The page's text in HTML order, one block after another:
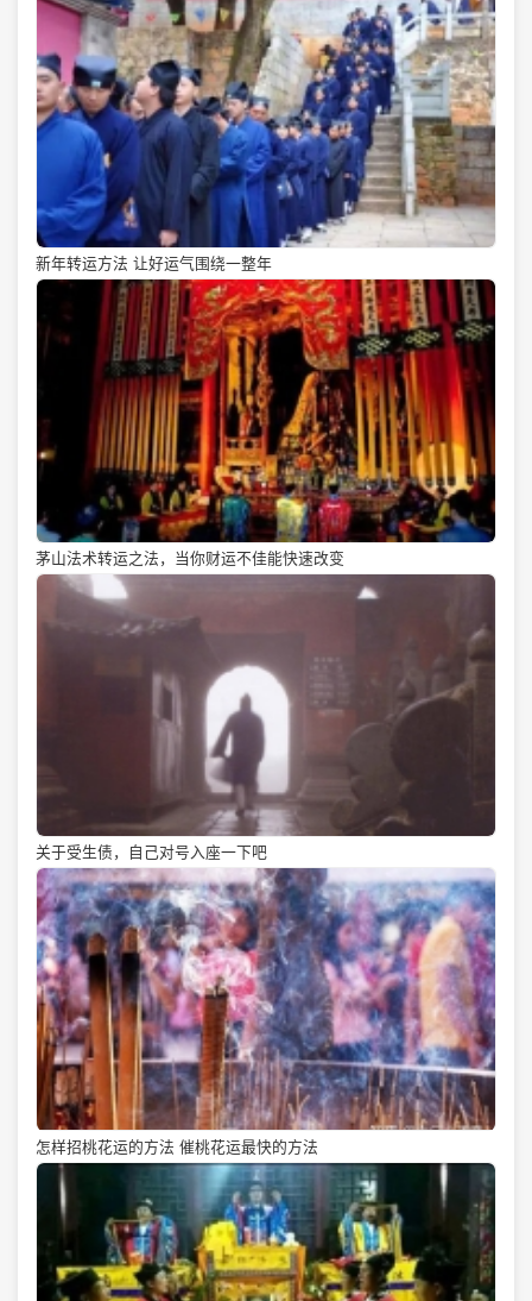
新年转运方法 让好运气围绕一整年
茅山法术转运之法，当你财运不佳能快速改变
关于受生债，自己对号入座一下吧
怎样招桃花运的方法 催桃花运最快的方法